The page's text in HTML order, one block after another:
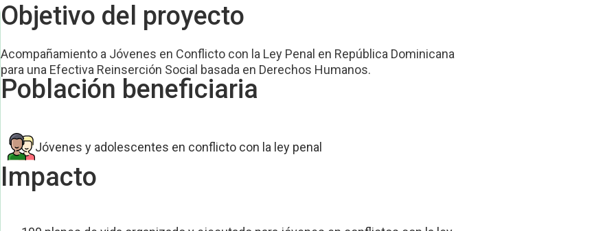
Objetivo del proyecto
Acompañamiento a Jóvenes en Conflicto con la Ley Penal en República Dominicana
para una Efectiva Reinserción Social basada en Derechos Humanos.
Población beneficiaria
Jóvenes y adolescentes en conflicto con la ley penal
Impacto